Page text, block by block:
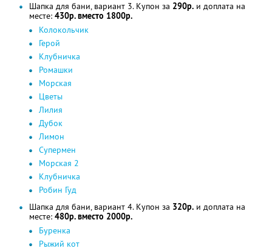
Шапка для бани, вариант 3. Купон за 290р. и доплата на
месте: 430р. вместо 1800р.
Колокольчик
Герой
Клубничка
Ромашки
Морская
Цветы
Лилия
Дубок
Лимон
Супермен
Морская 2
Клубничка
Робин Гуд
Шапка для бани, вариант 4. Купон за 320р. и доплата на
месте: 480р. вместо 2000р.
Буренка
Рыжий кот